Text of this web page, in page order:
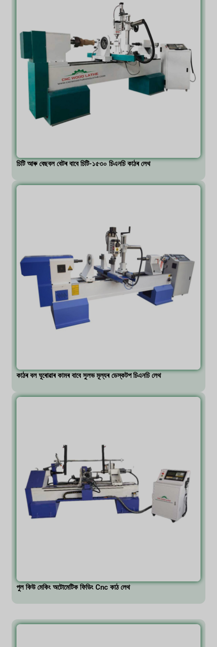
চিটি আৰু বেছবল বেটৰ বাবে চিটি-১৫৩০ চিএনচি কাঠৰ লেথ
কাঠৰ বল ঘূৰোৱাৰ কামৰ বাবে সুলভ মূল্যৰ ডেস্কটপ চিএনচি লেথ
পুল কিউ মেকিং অটোমেটিক ফিডিং Cnc কাঠ লেথ